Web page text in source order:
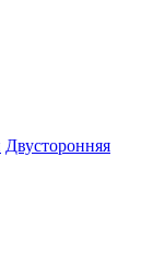
Двусторонняя